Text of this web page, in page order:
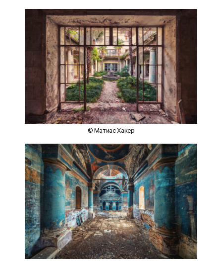
© Матиас Хакер